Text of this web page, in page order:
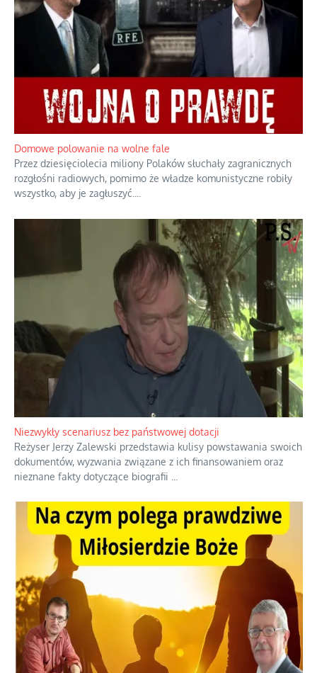
Domowe polowanie na wolne fale
Przez dziesięciolecia miliony Polaków słuchały zagranicznych
rozgłośni radiowych, pomimo że władze komunistyczne robiły
wszystko, aby je zagłuszyć....
Niezwykły scenariusz bez państwowej dotacji
Reżyser Jerzy Zalewski przedstawia kulisy powstawania swoich
dokumentów, wyzwania związane z ich finansowaniem oraz
nieznane fakty dotyczące biografii